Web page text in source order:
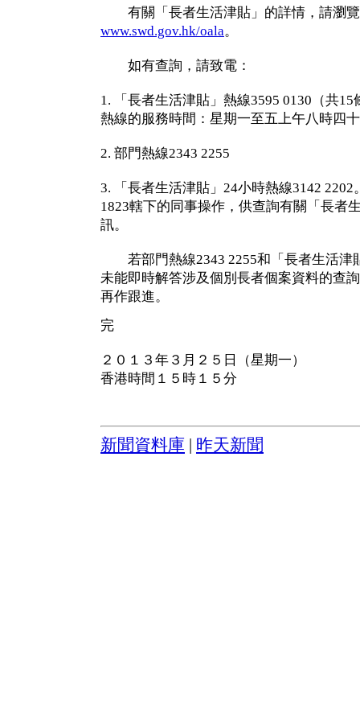
有關「長者生活津貼」的詳情，請瀏覽
www.swd.gov.hk/oala。
如有查詢，請致電：
1. 「長者生活津貼」熱線3595 0130（共15
熱線的服務時間：星期一至五上午八時四
2. 部門熱線2343 2255
3. 「長者生活津貼」24小時熱線3142
1823轄下的同事操作，供查詢有關「長者
訊。
若部門熱線2343 2255和「長者生活津
未能即時解答涉及個別長者個案資料的查
再作跟進。
完
２０１３年３月２５日（星期一）
香港時間１５時１５分
新聞資料庫 昨天新聞